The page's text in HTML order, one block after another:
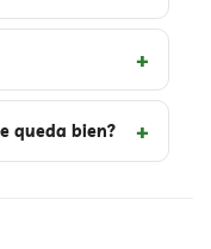
queda bien?